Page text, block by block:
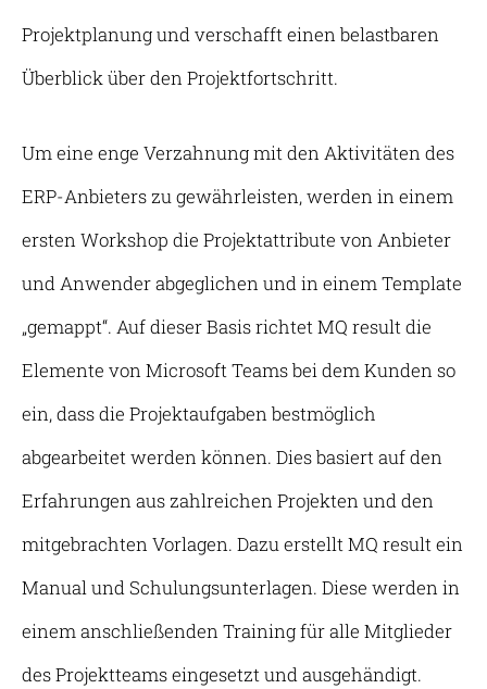
Projektplanung und verschafft einen belastbaren
Überblick über den Projektfortschritt.
Um eine enge Verzahnung mit den Aktivitäten des
ERP-Anbieters zu gewährleisten, werden in einem
ersten Workshop die Projektattribute von Anbieter
und Anwender abgeglichen und in einem Template
„gemappt“. Auf dieser Basis richtet MQ result die
Elemente von Microsoft Teams bei dem Kunden so
ein, dass die Projektaufgaben bestmöglich
abgearbeitet werden können. Dies basiert auf den
Erfahrungen aus zahlreichen Projekten und den
mitgebrachten Vorlagen. Dazu erstellt MQ result ein
Manual und Schulungsunterlagen. Diese werden in
einem anschließenden Training für alle Mitglieder
des Projektteams eingesetzt und ausgehändigt.